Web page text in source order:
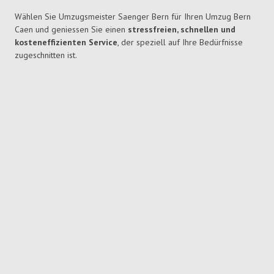
Wählen Sie Umzugsmeister Saenger Bern für Ihren Umzug Bern
Caen und geniessen Sie einen stressfreien, schnellen und
kosteneffizienten Service, der speziell auf Ihre Bedürfnisse
zugeschnitten ist.